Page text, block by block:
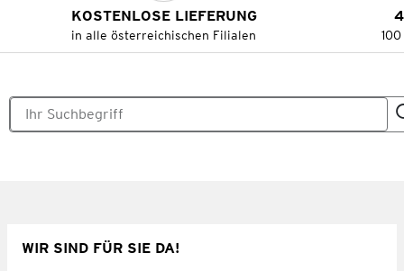
KOSTENLOSE LIEFERUNG
in alle österreichischen Filialen
WIR SIND FÜR SIE DA!